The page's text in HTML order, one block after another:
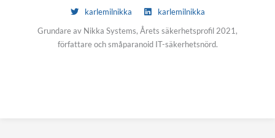
karlemilnikka
karlemilnikka
Grundare av Nikka Systems, Årets säkerhetsprofil 2021,
författare och småparanoid IT-säkerhetsnörd.